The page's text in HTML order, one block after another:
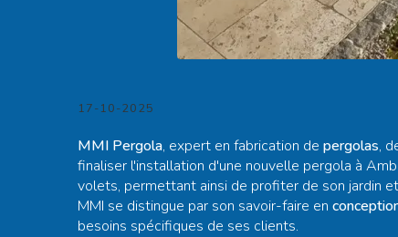
17-10-2025
MMI Pergola, expert en fabrication de pergolas,
finaliser l'installation d'une nouvelle pergola à
volets, permettant ainsi de profiter de son jardin
MMI se distingue par son savoir-faire en
besoins spécifiques de ses clients.